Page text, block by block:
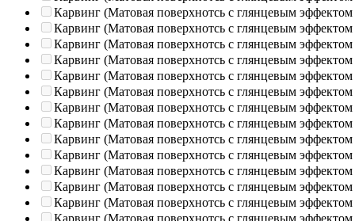
Карвинг (Матовая поверхнотсь с глянцевым эффектом
Карвинг (Матовая поверхнотсь с глянцевым эффектом
Карвинг (Матовая поверхнотсь с глянцевым эффектом
Карвинг (Матовая поверхнотсь с глянцевым эффектом
Карвинг (Матовая поверхнотсь с глянцевым эффектом
Карвинг (Матовая поверхнотсь с глянцевым эффектом
Карвинг (Матовая поверхнотсь с глянцевым эффектом
Карвинг (Матовая поверхнотсь с глянцевым эффектом
Карвинг (Матовая поверхнотсь с глянцевым эффектом
Карвинг (Матовая поверхнотсь с глянцевым эффектом
Карвинг (Матовая поверхнотсь с глянцевым эффектом
Карвинг (Матовая поверхнотсь с глянцевым эффектом
Карвинг (Матовая поверхнотсь с глянцевым эффектом